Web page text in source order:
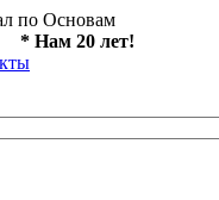
по Основам
* Нам 20 лет!